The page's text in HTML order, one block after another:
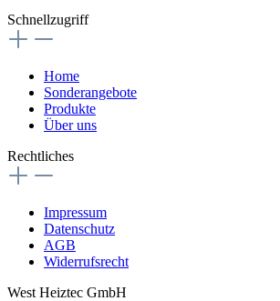
Schnellzugriff
Home
Sonderangebote
Produkte
Über uns
Rechtliches
Impressum
Datenschutz
AGB
Widerrufsrecht
West Heiztec GmbH